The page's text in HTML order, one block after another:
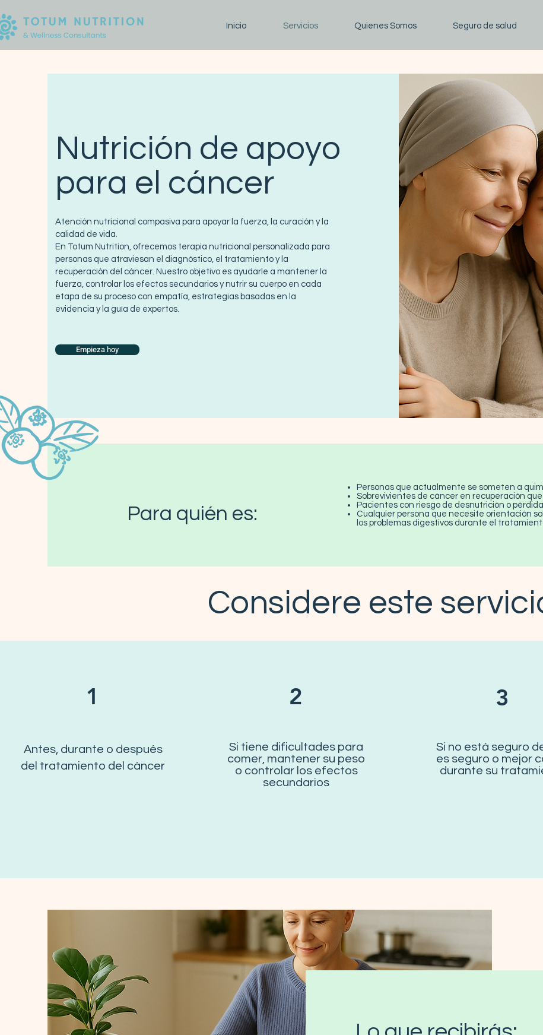
Inicio Servicios Quienes Somos Seguro de salud
Nutrición de apoyo
para el cáncer
Atención nutricional compasiva para apoyar la fuerza, la curación y la
calidad de vida.
En Totum Nutrition, ofrecemos terapia nutricional personalizada para
personas que atraviesan el diagnóstico, el tratamiento y la
recuperación del cáncer. Nuestro objetivo es ayudarle a mantener la
fuerza, controlar los efectos secundarios y nutrir su cuerpo en cada
etapa de su proceso con empatía, estrategias basadas en la
evidencia y la guía de expertos.
Empieza hoy
Para quién es:
Personas que actualmente se someten a
Sobrevivientes de cáncer en recuperación
Pacientes con riesgo de desnutrición o
Cualquier persona que necesite orientación
los problemas digestivos durante el
Considere este
1
Antes, durante o después
del tratamiento del cáncer
2
Si tiene dificultades para
comer, mantener su peso
o controlar los efectos
secundarios
3
Si no está seguro
es seguro o mejor
durante su